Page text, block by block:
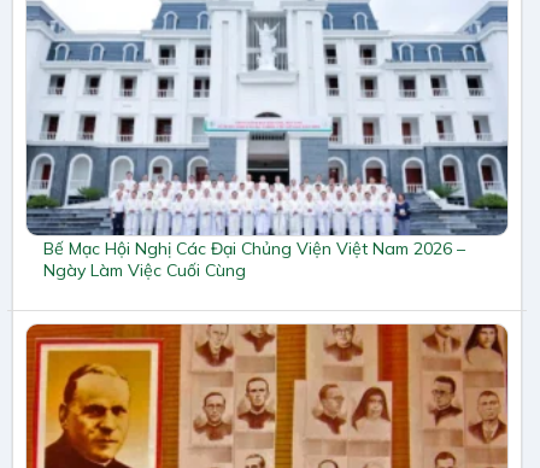
Bế Mạc Hội Nghị Các Đại Chủng Viện Việt Nam 2026 –
Ngày Làm Việc Cuối Cùng